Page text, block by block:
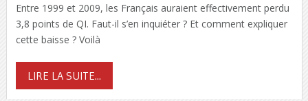
Entre 1999 et 2009, les Français auraient effectivement perdu
3,8 points de QI. Faut-il s’en inquiéter ? Et comment expliquer
cette baisse ? Voilà
LIRE LA SUITE...